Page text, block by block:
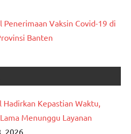
Penerimaan Vaksin Covid-19 di
Banten
Kepastian Waktu,
Menunggu Layanan
2026